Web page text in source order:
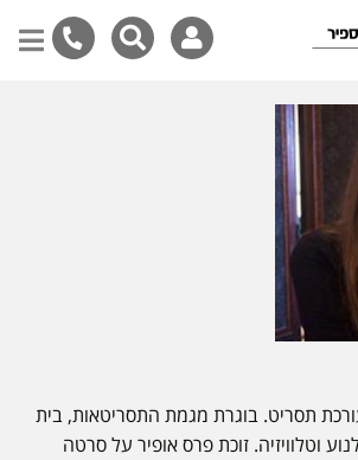
תסריט. בוגרת מגמת התסריטאות, בית
וטלוויזיה. זוכת פרס אופיר על סרטה